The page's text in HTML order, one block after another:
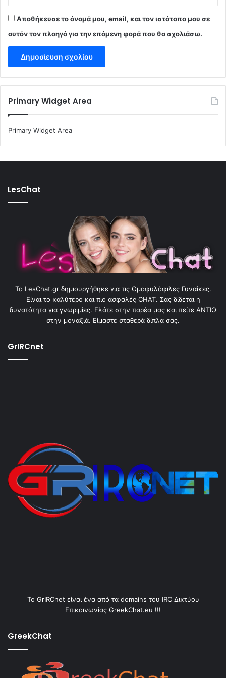
Αποθήκευσε το όνομά μου, email, και τον ιστότοπο μου σε
αυτόν τον πλοηγό για την επόμενη φορά που θα σχολιάσω.
Primary Widget Area
Primary Widget Area
LesChat
To LesChat.gr δημιουργήθηκε για τις Ομοφυλόφιλες Γυναίκες.
Είναι το καλύτερο και πιο ασφαλές CHAT. Σας δίδεται η
δυνατότητα για γνωριμίες. Ελάτε στην παρέα μας και πείτε ΑΝΤΙΟ
στην μοναξιά. Είμαστε σταθερά δίπλα σας.
GrIRCnet
Το GrIRCnet είναι ένα από τα domains του IRC Δικτύου
Επικοινωνίας GreekChat.eu !!!
GreekChat